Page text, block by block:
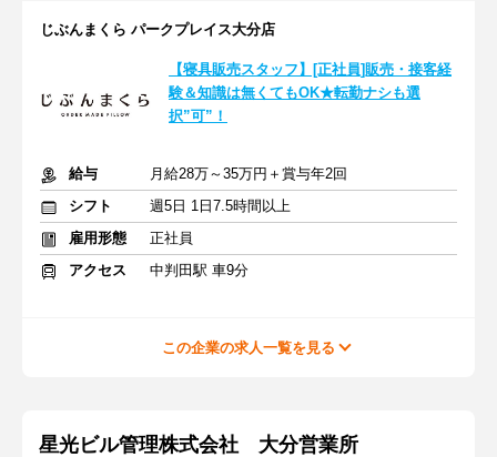
じぶんまくら パークプレイス大分店
【寝具販売スタッフ】[正社員]販売・接客経
験＆知識は無くてもOK★転勤ナシも選
択”可”！
給与
月給28万～35万円＋賞与年2回
シフト
週5日 1日7.5時間以上
雇用形態
正社員
アクセス
中判田駅 車9分
この企業の求人一覧を見る
星光ビル管理株式会社 大分営業所